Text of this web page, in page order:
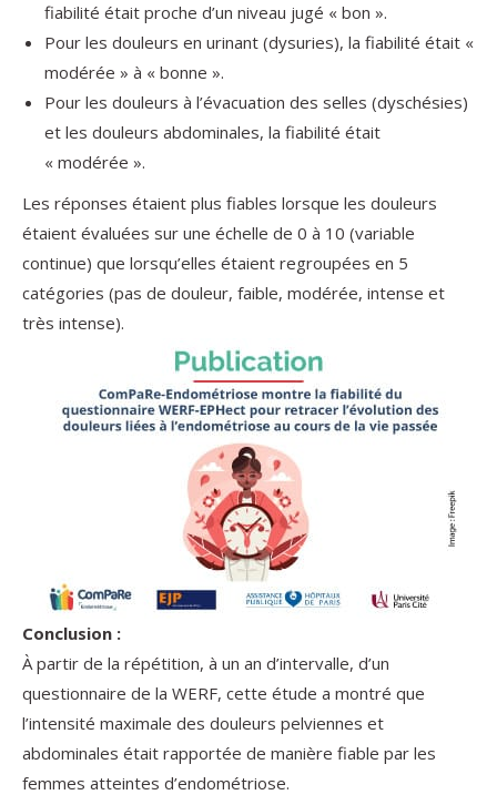
fiabilité était proche d’un niveau jugé « bon ».
Pour les douleurs en urinant (dysuries), la fiabilité était «
modérée » à « bonne ».
Pour les douleurs à l’évacuation des selles (dyschésies)
et les douleurs abdominales, la fiabilité était
« modérée ».
Les réponses étaient plus fiables lorsque les douleurs
étaient évaluées sur une échelle de 0 à 10 (variable
continue) que lorsqu’elles étaient regroupées en 5
catégories (pas de douleur, faible, modérée, intense et
très intense).
Conclusion :
À partir de la répétition, à un an d’intervalle, d’un
questionnaire de la WERF, cette étude a montré que
l’intensité maximale des douleurs pelviennes et
abdominales était rapportée de manière fiable par les
femmes atteintes d’endométriose.